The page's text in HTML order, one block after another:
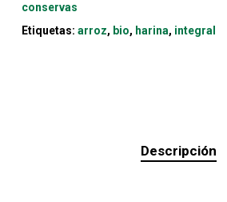
conservas
Etiquetas: arroz, bio, harina, integral
Descripción